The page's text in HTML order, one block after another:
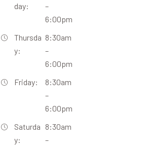
day:
–
6:00pm
Thursda
y:
8:30am
–
6:00pm
Friday:
8:30am
–
6:00pm
Saturda
y:
8:30am
–